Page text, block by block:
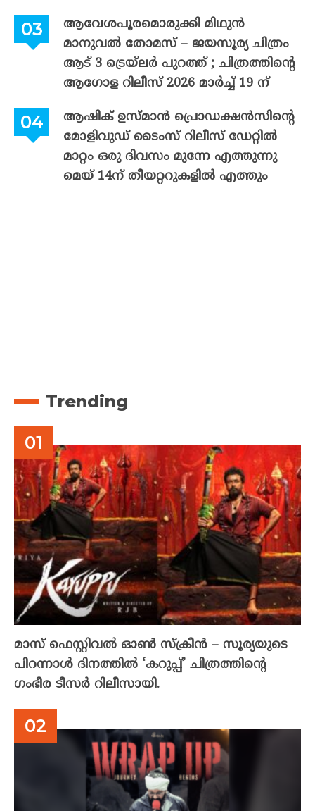
ആവേശപൂരമൊരുക്കി മിഥുൻ
മാനുവൽ തോമസ് – ജയസൂര്യ ചിത്രം
ആട് 3 ട്രെയ്‌ലർ പുറത്ത് ; ചിത്രത്തിന്റെ
ആഗോള റിലീസ് 2026 മാർച്ച് 19 ന്
ആഷിക് ഉസ്മാൻ പ്രൊഡക്ഷൻസിന്റെ
മോളിവുഡ് ടൈംസ് റിലീസ് ഡേറ്റിൽ
മാറ്റം ഒരു ദിവസം മുന്നേ എത്തുന്നു
മെയ് 14ന് തീയറ്ററുകളിൽ എത്തും
Trending
മാസ് ഫെസ്റ്റിവൽ ഓൺ സ്‌ക്രീൻ – സൂര്യയുടെ
പിറന്നാൾ ദിനത്തിൽ ‘കറുപ്പ്’ ചിത്രത്തിന്റെ
ഗംഭീര ടീസർ റിലീസായി.